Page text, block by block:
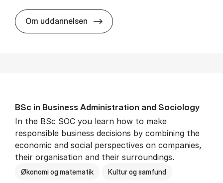
Om uddannelsen BSc in Busi­ness Ad­min­is­tra­tion
BSc in Busi­ness Ad­min­is­tra­tion and So­ci­ology
In the BSc SOC you learn how to make
responsible business decisions by combining the
economic and social perspectives on companies,
their organisation and their surroundings.
Økonomi og matematik Kultur og samfund